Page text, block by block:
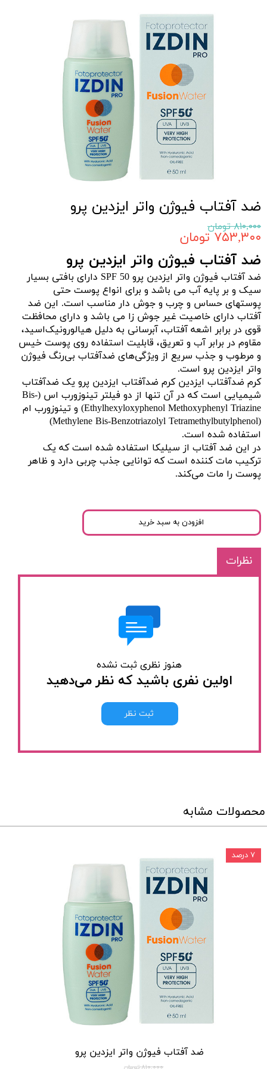
ضد آفتاب فیوژن واتر ایزدین پرو
۸۱۰,۰۰۰ تومان
۷۵۳,۳۰۰ تومان
ضد آفتاب فیوژن واتر ایزدین پرو
ضد آفتاب فیوژن واتر ایزدین پرو SPF 50 دارای بافتی بسیار
سیک و بر پایه آب می باشد و برای انواع پوست حتی
پوستهای حساس و چرب و جوش دار مناسب است. این ضد
آفتاب دارای خاصیت غیر جوش زا می باشد و دارای محافظت
قوی در برابر اشعه آفتاب، آبرسانی به دلیل هیالورونیک‌اسید،
مقاوم در برابر آب و تعریق، قابلیت استفاده روی پوست خیس
و مرطوب و جذب سریع از ویژگی‌های ضدآفتاب بی‌رنگ فیوژن
واتر ایزدین پرو است.
کرم ضدآفتاب ایزدین کرم ضدآفتاب ایزدین پرو یک ضدآفتاب
شیمیایی است که در آن تنها از دو فیلتر تینوزورب‌ اس (Bis-
Ethylhexyloxyphenol Methoxyphenyl Triazine) و تینوزورب ام
(Methylene Bis-Benzotriazolyl Tetramethylbutylphenol)
استفاده شده است.
در این ضد آفتاب از سیلیکا استفاده شده است که یک
ترکیب مات کننده است که توانایی جذب چربی دارد و ظاهر
پوست را مات می‌کند.
افزودن به سبد خرید
نظرات
هنوز نظری ثبت نشده
اولین نفری باشید که نظر می‌دهید
ثبت نظر
محصولات مشابه
ضد آفتاب فیوژن واتر ایزدین پرو
۸۱۰,۰۰۰ تومان
۷ درصد